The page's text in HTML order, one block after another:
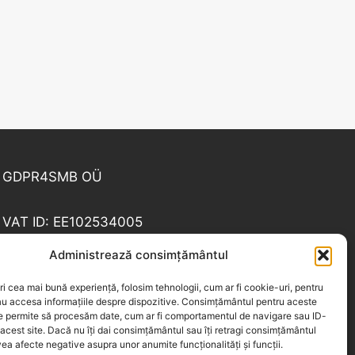
Administrează consimțământul
cea mai bună experiență, folosim tehnologii, cum ar fi cookie-uri, pentru
accesa informațiile despre dispozitive. Consimțământul pentru aceste
permite să procesăm date, cum ar fi comportamentul de navigare sau ID-
site. Dacă nu îți dai consimțământul sau îți retragi consimțământul
afecte negative asupra unor anumite funcționalități și funcții.
GDPR4SMB OÜ
VAT ID: EE102534005
Tel: +40 213 104 874, Fax: +40 372 872 785
Email:office@gdpr4smb.ro